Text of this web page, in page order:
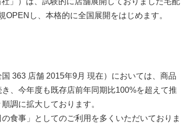
し、本格的に全国展開をはじめます。
363 店舗 2015年9月 現在）においては、商品
、今年度も既存店前年同期比100%を超えて推
調に拡大しております。
食事」としてのご利用を多くいただいておりま